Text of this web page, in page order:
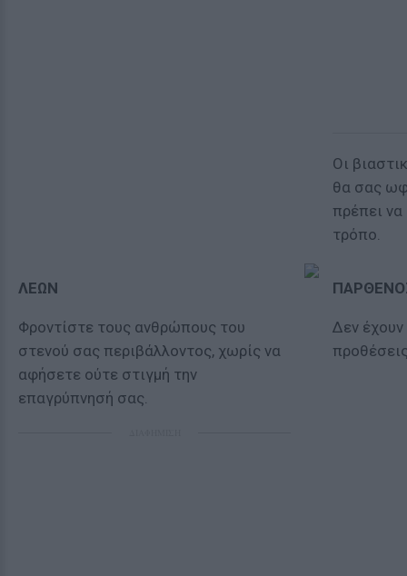
Οι
θα σας
πρέπει
τρόπο.
ΛΕΩΝ
Φροντίστε τους ανθρώπους του
στενού σας περιβάλλοντος, χωρίς να
αφήσετε ούτε στιγμή την
επαγρύπνησή σας.
Δεν έχουν